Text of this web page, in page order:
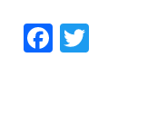
Facebook